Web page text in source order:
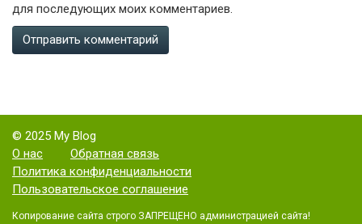
для последующих моих комментариев.
© 2025 My Blog
О нас
Обратная связь
Политика конфиденциальности
Пользовательское соглашение
Копирование сайта строго ЗАПРЕЩЕНО администрацией сайта!